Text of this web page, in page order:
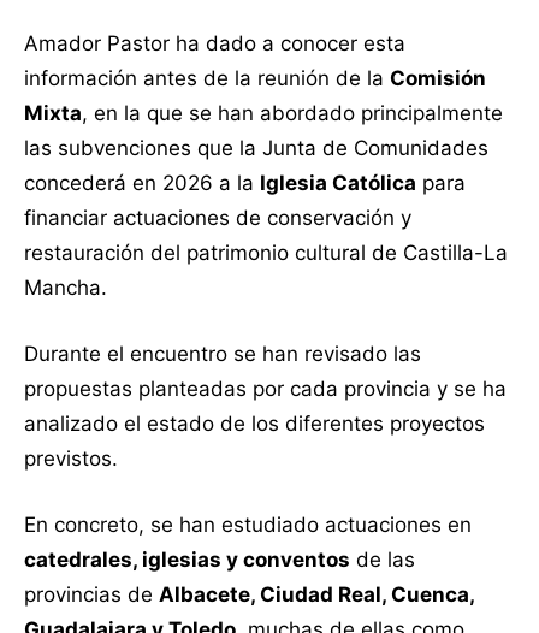
Amador Pastor ha dado a conocer esta
información antes de la reunión de la Comisión
Mixta, en la que se han abordado principalmente
las subvenciones que la Junta de Comunidades
concederá en 2026 a la Iglesia Católica para
financiar actuaciones de conservación y
restauración del patrimonio cultural de Castilla-La
Mancha.
Durante el encuentro se han revisado las
propuestas planteadas por cada provincia y se ha
analizado el estado de los diferentes proyectos
previstos.
En concreto, se han estudiado actuaciones en
catedrales, iglesias y conventos de las
provincias de Albacete, Ciudad Real, Cuenca,